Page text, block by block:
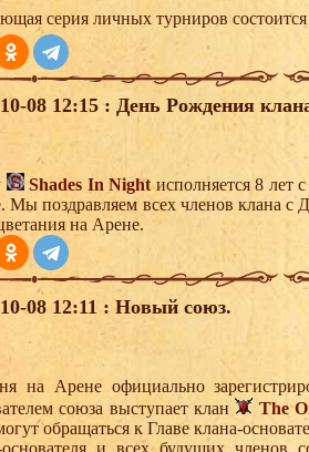
серия личных турниров состоится
08 12:15 : День Рождения
Shades In Nightисполняется 8 лет
Мы поздравляем всех членов клана с
на Арене.
08 12:11 : Новый союз.
на Арене официально
союза выступает клан
The
обращаться к Главе клана-